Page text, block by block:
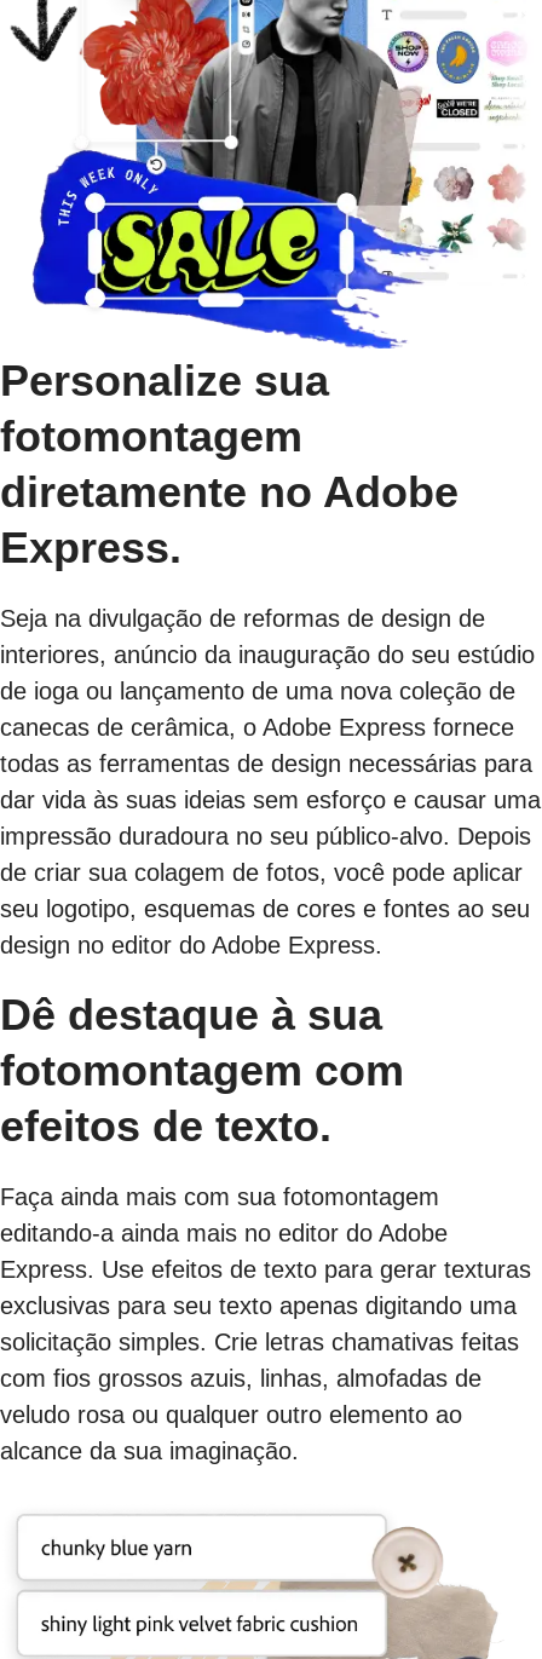
Personalize sua
fotomontagem
diretamente no Adobe
Express.
Seja na divulgação de reformas de design de
interiores, anúncio da inauguração do seu estúdio
de ioga ou lançamento de uma nova coleção de
canecas de cerâmica, o Adobe Express fornece
todas as ferramentas de design necessárias para
dar vida às suas ideias sem esforço e causar uma
impressão duradoura no seu público-alvo. Depois
de criar sua colagem de fotos, você pode aplicar
seu logotipo, esquemas de cores e fontes ao seu
design no editor do Adobe Express.
Dê destaque à sua
fotomontagem com
efeitos de texto.
Faça ainda mais com sua fotomontagem
editando-a ainda mais no editor do Adobe
Express. Use efeitos de texto para gerar texturas
exclusivas para seu texto apenas digitando uma
solicitação simples. Crie letras chamativas feitas
com fios grossos azuis, linhas, almofadas de
veludo rosa ou qualquer outro elemento ao
alcance da sua imaginação.